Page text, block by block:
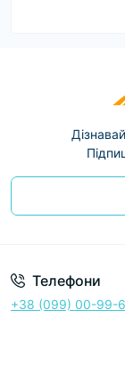
Телефони
+38 (099) 00-99-